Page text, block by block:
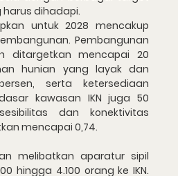
dihadapi.
untuk 2028 mencakup
Pembangunan
ditargetkan mencapai 20
hunian yang layak dan
serta ketersediaan
kawasan IKN juga 50
dan konektivitas
mencapai 0,74.
melibatkan aparatur sipil
hingga 4.100 orang ke IKN.